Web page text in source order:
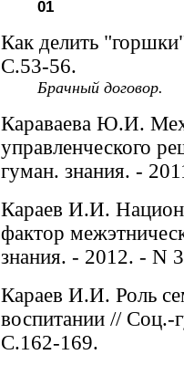
01
Как делить
С.53-56.
Брачный договор.
Караваева Ю.И.
управленческого
гуман. знания. -
Караев И.И.
фактор
знания. - 2012. - N
Караев И.И. Роль
воспитании // Соц.-
С.162-169.